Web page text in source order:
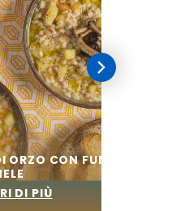
CON FUNGHI E
DI PIÙ